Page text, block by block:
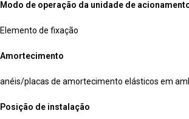
Modo de operação da unidade de
Elemento de fixação
Amortecimento
anéis/placas de amortecimento elásticos em
Posição de instalação